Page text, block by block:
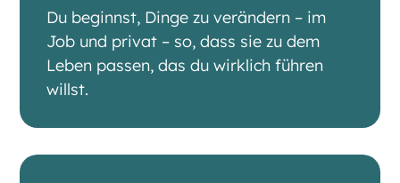
Du beginnst, Dinge zu verändern – im
Job und privat – so, dass sie zu dem
Leben passen, das du wirklich führen
willst.